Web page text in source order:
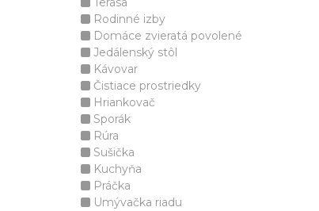
Rodinné izby
Domáce zvieratá povolené
Jedálenský stôl
Kávovar
Čistiace prostriedky
Hriankovač
Sporák
Rúra
Sušička
Kuchyňa
Práčka
Umývačka riadu